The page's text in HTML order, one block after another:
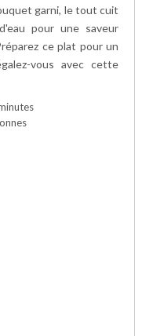
garni, le tout cuit
pour une saveur
ce plat pour un
vous avec cette